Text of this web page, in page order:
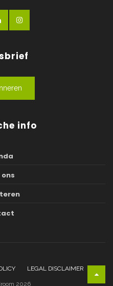
info
ons
LEGAL DISCLAIMER
2026